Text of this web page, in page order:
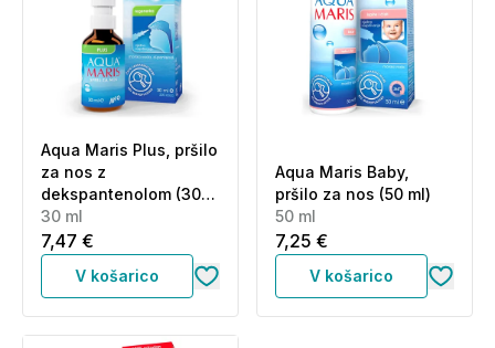
Aqua Maris Plus, pršilo
za nos z
dekspantenolom (30
ml)
30 ml
7,47 €
V košarico
Aqua Maris Baby,
pršilo za nos (50 ml)
50 ml
7,25 €
V košarico